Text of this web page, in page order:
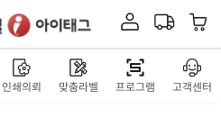
인쇄의뢰 맞춤라벨 프로그램 고객센터